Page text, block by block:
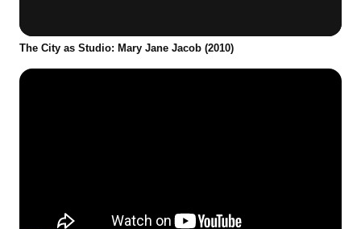
The City as Studio: Mary Jane Jacob (2010)